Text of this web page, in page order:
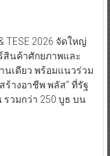
TESE 2026 จัดใหญ่
สินค้าศักยภาพและ
นเดียว พร้อมแนวร่วม
างอาชีพ พลัส” ที่รัฐ
รวมกว่า 250 บูธ บน